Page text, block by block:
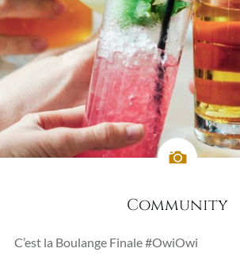
Community
C’est la Boulange Finale #OwiOwi